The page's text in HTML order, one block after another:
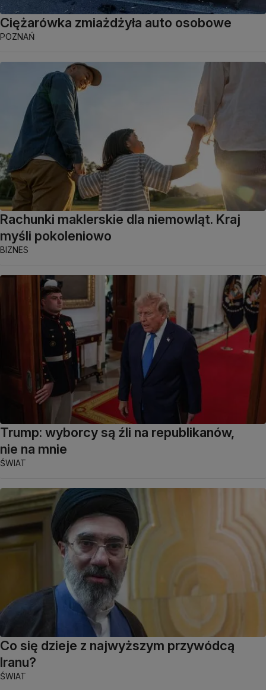
Ciężarówka zmiażdżyła auto osobowe
POZNAŃ
Rachunki maklerskie dla niemowląt. Kraj
myśli pokoleniowo
BIZNES
Trump: wyborcy są źli na republikanów,
nie na mnie
ŚWIAT
Co się dzieje z najwyższym przywódcą
Iranu?
ŚWIAT